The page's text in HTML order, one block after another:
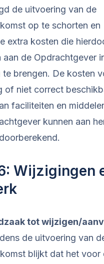
de uitvoering van de
op te schorten en
extra kosten die
aan de Opdrachtgever
te brengen. De kosten
of niet correct
faciliteiten en
kunnen aan
Wijzigingen
tot wijzigen/
de uitvoering van
blijkt dat het voor